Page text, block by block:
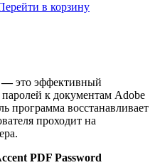
в корзину
—это эффективный
к документам Adobe
программа восстанавливает
проходит на
PDF Password